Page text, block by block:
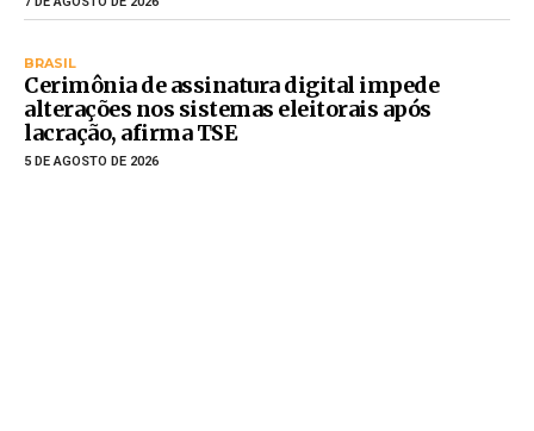
BRASIL
Cerimônia de assinatura digital impede
alterações nos sistemas eleitorais após
lacração, afirma TSE
5 DE AGOSTO DE 2026